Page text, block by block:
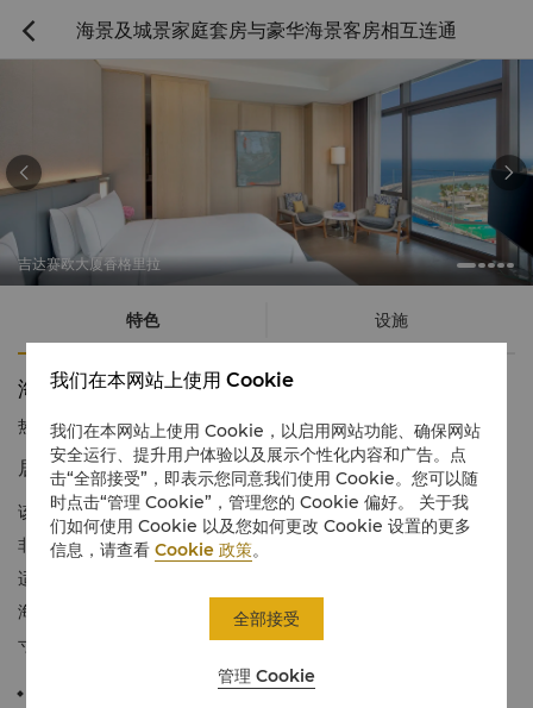
 海景及城景家庭套房与豪华海景客房相互连通
吉达赛欧大厦香格里拉
 
特色 设施
海景及城景家庭套房与豪华海景客房相互连通
热线电话 1 866 565 5050
居高临下，大气奢华
该房型由豪华阁城景及海景单卧室套房与豪华海景客房连通而成，
非常适合放松、娱乐，或者纯粹享受大空间营造的开阔感。该房型
适合大家庭或多人团体入住。置身于环绕式阳台，城市风光与浩瀚
海景一览无余；透过明亮的落地窗，自然光线倾泻而下，照亮每一
寸空间。
170平方米 / 1,830平方英尺
我们在本网站上使用 Cookie
我们在本网站上使用 Cookie，以启用网站功能、确保网站
安全运行、提升用户体验以及展示个性化内容和广告。点
击“全部接受”，即表示您同意我们使用 Cookie。您可以随
时点击“管理 Cookie”，管理您的 Cookie 偏好。 关于我
们如何使用 Cookie 以及您如何更改 Cookie 设置的更多
信息，请查看Cookie 政策。
管理 Cookie
全部接受